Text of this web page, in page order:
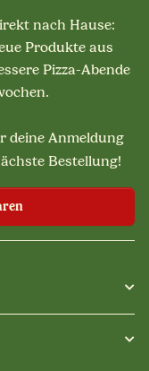
nach Hause:
Produkte aus
Pizza-Abende
deine Anmeldung
Bestellung!